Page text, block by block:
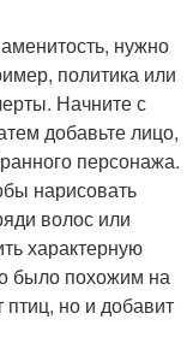
нужно
политика или
Начните с
добавьте лицо,
персонажа.
нарисовать
волос или
характерную
было похожим на
птиц, но и добавит